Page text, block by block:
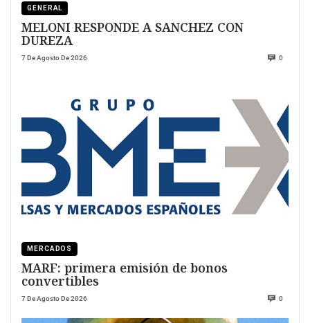
GENERAL
MELONI RESPONDE A SANCHEZ CON
DUREZA
7 De Agosto De 2026 0
MERCADOS
MARF: primera emisión de bonos
convertibles
7 De Agosto De 2026 0